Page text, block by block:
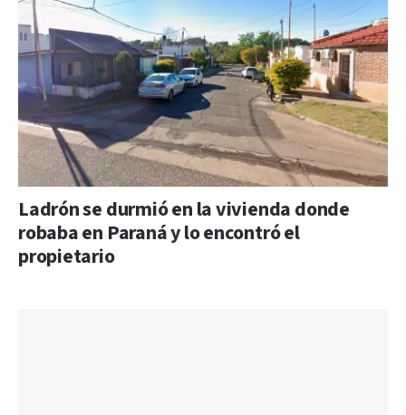
Ladrón se durmió en la vivienda donde
robaba en Paraná y lo encontró el
propietario